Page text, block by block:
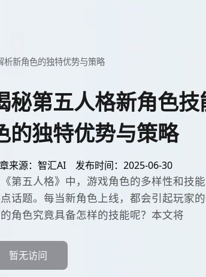
析新角色的独特优势与策略
秘第五人格新角色
的独特优势与策略
来源：智汇AI 发布时间：2025-06-30
第五人格》中，游戏角色的多样性和技
话题。每当新角色上线，都会引起玩家
角色究竟具备怎样的技能呢？本文将
暂无访问